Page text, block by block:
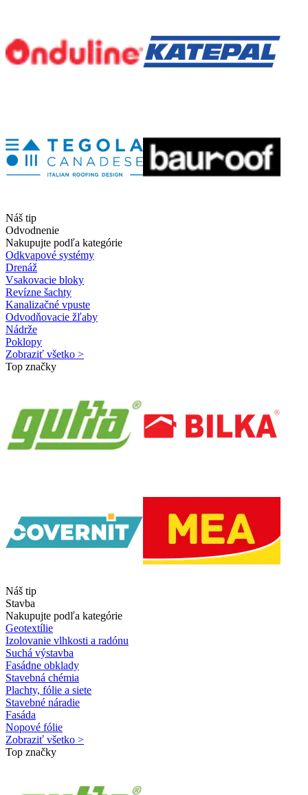
Náš tip
Odvodnenie
Nakupujte podľa kategórie
Odkvapové systémy
Drenáž
Vsakovacie bloky
Revízne šachty
Kanalizačné vpuste
Odvodňovacie žľaby
Nádrže
Poklopy
Zobraziť všetko >
Top značky
Náš tip
Stavba
Nakupujte podľa kategórie
Geotextílie
Izolovanie vlhkosti a radónu
Suchá výstavba
Fasádne obklady
Stavebná chémia
Plachty, fólie a siete
Stavebné náradie
Fasáda
Nopové fólie
Zobraziť všetko >
Top značky